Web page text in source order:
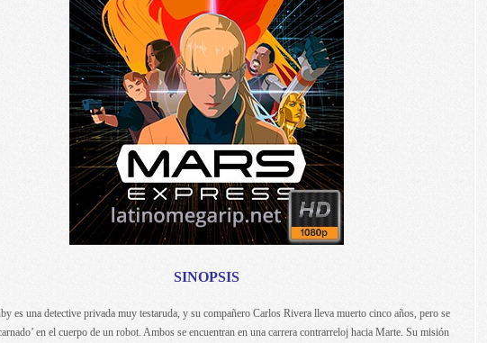
SINOPSIS
es una detective privada muy testaruda, y su compañero Carlos Rivera lleva muerto cinco años, pero se
en el cuerpo de un robot. Ambos se encuentran en una carrera contrarreloj hacia Marte. Su misión